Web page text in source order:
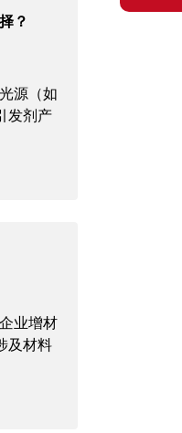
？
源（如
发剂产
业增材
及材料